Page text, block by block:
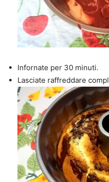
Infornate per 30 minuti.
Lasciate raffreddare